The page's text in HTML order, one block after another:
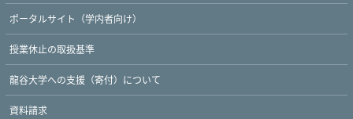
ポータルサイト（学内者向け）
授業休止の取扱基準
龍谷大学への支援（寄付）について
資料請求